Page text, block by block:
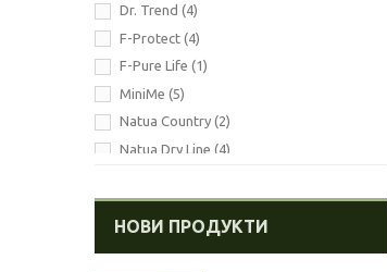
8.00 (5)
10.00(3)
12.00(1)
Dr. Trend (4)
F-Protect (4)
F-Pure Life (1)
MiniMe (5)
Natua Country (2)
Natua Dry Line (4)
Plaisir Chef Cat(8)
Pro-Nutrition(2)
НОВИ ПРОДУКТИ